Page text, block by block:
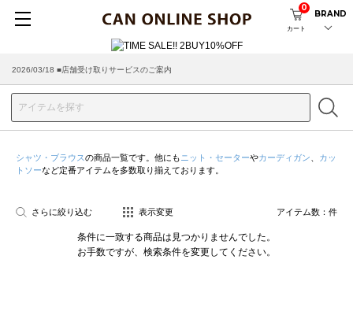
カート
0
BRAND
2026/03/18 ■店舗受け取りサービスのご案内
シャツ・ブラウスの商品一覧です。他にも ニット・セーターやカーディガン
カッ
トソーなど定番アイテムを多数取り揃えております。
さらに絞り込む 表示変更 アイテム数： 件
条件に一致する商品は見つかりませんでした。
お手数ですが、検索条件を変更してください。